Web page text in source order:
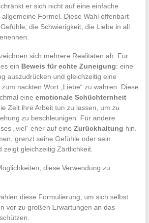
er sich nicht auf eine einfache
Formel. Diese Wahl offenbart
die Schwierigkeit, die Liebe in all
sich mehrere Realitäten ab. Für
ein Beweis für echte Zuneigung: eine
auszudrücken und gleichzeitig eine
nackten Wort „Liebe“ zu wahren. Diese
eine emotionale Schüchternheit
Zeit ihre Arbeit tun zu lassen, um zu
zu beschleunigen. Für andere
„viel“ eher auf eine Zurückhaltung hin.
grenzt seine Gefühle oder sein
zeigt gleichzeitig Zärtlichkeit.
diese Verwendung zu
diese Formulierung, um sich selbst
vor zu großen Erwartungen an das